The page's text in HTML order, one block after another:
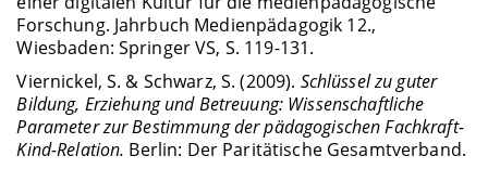
Forschung. Jahrbuch Medienpädagogik 12.,
Wiesbaden: Springer VS, S. 119-131.
Viernickel, S. & Schwarz, S. (2009). Schlüssel zu guter
Bildung, Erziehung und Betreuung: Wissenschaftliche
Parameter zur Bestimmung der pädagogischen Fachkraft-
Kind-Relation. Berlin: Der Paritätische Gesamtverband.